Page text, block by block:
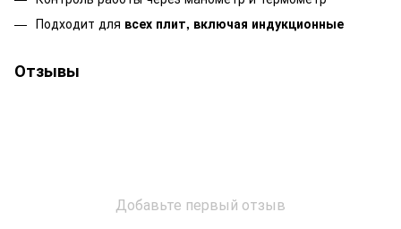
Подходит для всех плит, включая индукционные
Отзывы
Добавьте первый отзыв